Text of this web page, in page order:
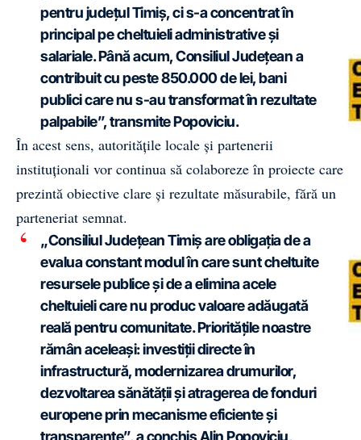
pentru județul Timiș, ci s-a concentrat în
principal pe cheltuieli administrative și
salariale. Până acum, Consiliul Județean a
contribuit cu peste 850.000 de lei, bani
publici care nu s-au transformat în rezultate
palpabile”, transmite Popoviciu.
În acest sens, autoritățile locale și partenerii
instituționali vor continua să colaboreze în proiecte care
prezintă obiective clare și rezultate măsurabile, fără un
parteneriat semnat.
„Consiliul Județean Timiș are obligația de a
evalua constant modul în care sunt cheltuite
resursele publice și de a elimina acele
cheltuieli care nu produc valoare adăugată
reală pentru comunitate. Prioritățile noastre
rămân aceleași: investiții directe în
infrastructură, modernizarea drumurilor,
dezvoltarea sănătății și atragerea de fonduri
europene prin mecanisme eficiente și
transparente”, a conchis Alin Popoviciu,